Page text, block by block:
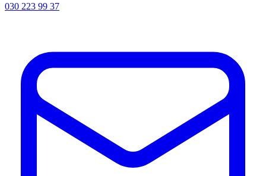
030 223 99 37